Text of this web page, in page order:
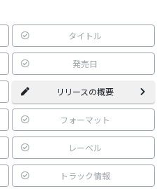
タイトル
発売日
リリースの概要
フォーマット
レーベル
トラック情報